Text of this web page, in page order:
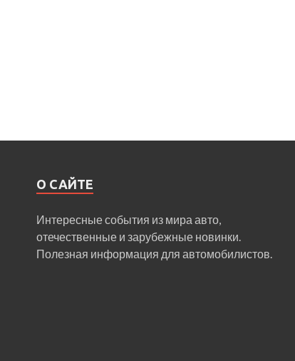
О САЙТЕ
Интересные события из мира авто,
отечественные и зарубежные новинки.
Полезная информация для автомобилистов.